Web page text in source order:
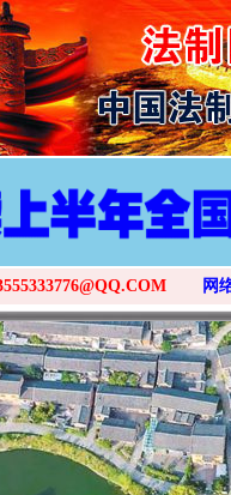
网